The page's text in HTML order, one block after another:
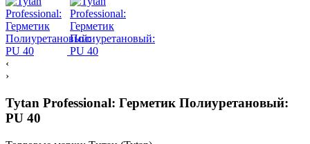
‹
›
Tytan Professional: Герметик Полиуретановый:
PU 40